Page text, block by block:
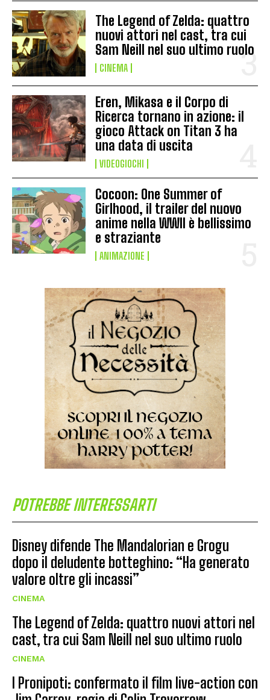
The Legend of Zelda: quattro
nuovi attori nel cast, tra cui
Sam Neill nel suo ultimo ruolo
CINEMA
Eren, Mikasa e il Corpo di
Ricerca tornano in azione: il
gioco Attack on Titan 3 ha
una data di uscita
VIDEOGIOCHI
Cocoon: One Summer of
Girlhood, il trailer del nuovo
anime nella WWII è bellissimo
e straziante
ANIMAZIONE
POTREBBE INTERESSARTI
Disney difende The Mandalorian e Grogu
dopo il deludente botteghino: “Ha generato
valore oltre gli incassi”
CINEMA
The Legend of Zelda: quattro nuovi attori nel
cast, tra cui Sam Neill nel suo ultimo ruolo
CINEMA
I Pronipoti: confermato il film live-action con